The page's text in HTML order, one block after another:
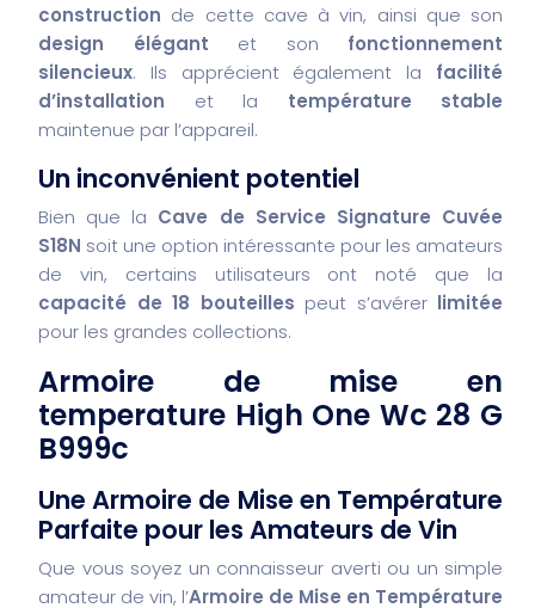
construction de cette cave à vin, ainsi que son
design élégant et son fonctionnement
silencieux. Ils apprécient également la facilité
d’installation et la température stable
maintenue par l’appareil.
Un inconvénient potentiel
Bien que la Cave de Service Signature Cuvée
S18N soit une option intéressante pour les amateurs
de vin, certains utilisateurs ont noté que la
capacité de 18 bouteilles peut s’avérer limitée
pour les grandes collections.
Armoire de mise en
temperature High One Wc 28 G
B999c
Une Armoire de Mise en Température
Parfaite pour les Amateurs de Vin
Que vous soyez un connaisseur averti ou un simple
amateur de vin, l’Armoire de Mise en Température